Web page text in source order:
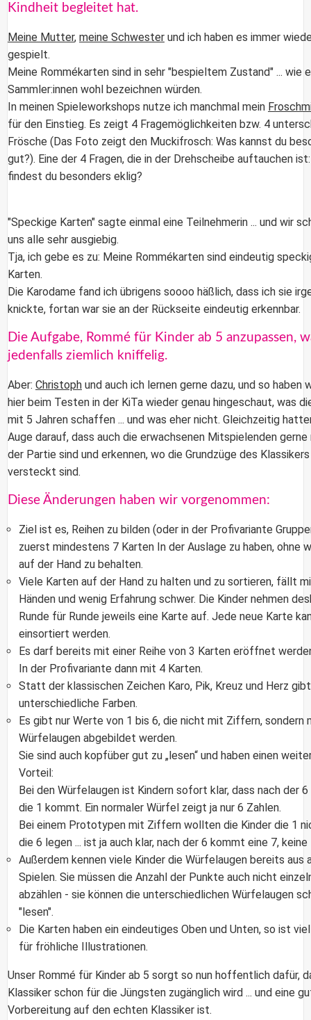
Kindheit begleitet hat.
Meine Mutter, meine Schwester und ich haben es immer
gespielt.
Meine Rommékarten sind in sehr "bespieltem Zustand" ... wie
Sammler:innen wohl bezeichnen würden.
In meinen Spieleworkshops nutze ich manchmal mein
für den Einstieg. Es zeigt 4 Fragemöglichkeiten bzw. 4
Frösche (Das Foto zeigt den Muckifrosch: Was kannst du
gut?). Eine der 4 Fragen, die in der Drehscheibe auftauchen
findest du besonders eklig?
"Speckige Karten" sagte einmal eine Teilnehmerin ... und wir
uns alle sehr ausgiebig.
Tja, ich gebe es zu: Meine Rommékarten sind eindeutig
Karten.
Die Karodame fand ich übrigens soooo häßlich, dass ich sie
knickte, fortan war sie an der Rückseite eindeutig erkennbar.
Die Aufgabe, Rommé für Kinder ab 5 anzupassen,
jedenfalls ziemlich kniffelig.
Aber: Christoph und auch ich lernen gerne dazu, und so haben
hier beim Testen in der KiTa wieder genau hingeschaut, was
mit 5 Jahren schaffen ... und was eher nicht. Gleichzeitig
Auge darauf, dass auch die erwachsenen Mitspielenden
der Partie sind und erkennen, wo die Grundzüge des Klassikers
versteckt sind.
Diese Änderungen haben wir vorgenommen:
Ziel ist es, Reihen zu bilden (oder in der Profivariante
zuerst mindestens 7 Karten In der Auslage zu haben, ohne
auf der Hand zu behalten.
Viele Karten auf der Hand zu halten und zu sortieren, fällt
Händen und wenig Erfahrung schwer. Die Kinder nehmen
Runde für Runde jeweils eine Karte auf. Jede neue Karte
einsortiert werden.
Es darf bereits mit einer Reihe von 3 Karten eröffnet
In der Profivariante dann mit 4 Karten.
Statt der klassischen Zeichen Karo, Pik, Kreuz und Herz
unterschiedliche Farben.
Es gibt nur Werte von 1 bis 6, die nicht mit Ziffern, sondern
Würfelaugen abgebildet werden.
Sie sind auch kopfüber gut zu „lesen“ und haben einen
Vorteil:
Bei den Würfelaugen ist Kindern sofort klar, dass nach der
die 1 kommt. Ein normaler Würfel zeigt ja nur 6 Zahlen.
Bei einem Prototypen mit Ziffern wollten die Kinder die 1
die 6 legen ... ist ja auch klar, nach der 6 kommt eine 7, keine
Außerdem kennen viele Kinder die Würfelaugen bereits aus
Spielen. Sie müssen die Anzahl der Punkte auch nicht
abzählen - sie können die unterschiedlichen Würfelaugen
"lesen".
Die Karten haben ein eindeutiges Oben und Unten, so ist
für fröhliche Illustrationen.
Unser Rommé für Kinder ab 5 sorgt so nun hoffentlich dafür,
Klassiker schon für die Jüngsten zugänglich wird ... und eine
Vorbereitung auf den echten Klassiker ist.